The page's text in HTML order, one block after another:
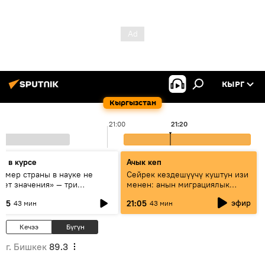
Кыргызстан
КЫРГ
21:00 21:20
в курсе
страны в науке не
значения» — три
и Кыргызстана в
43 мин
Ачык кеп
Сейрек кездешүүчү куштун изи
менен: анын миграциялык
жолу эмнеден кабар берет?
21:05 43 мин эфир
Кечээ Бүгүн
г. Бишкек 89.3